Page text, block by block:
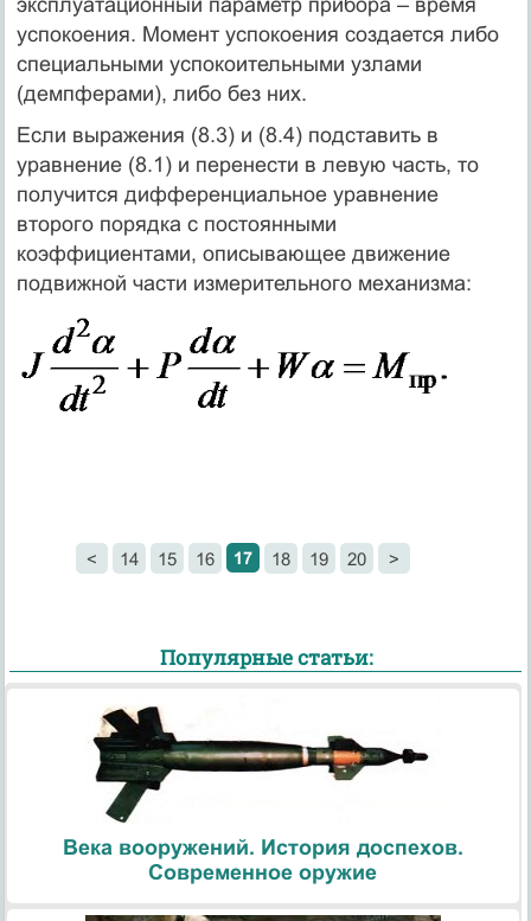
успокоения. Момент успокоения создается либо
специальными успокоительными узлами
(демпферами), либо без них.
Если выражения (8.3) и (8.4) подставить в
уравнение (8.1) и перенести в левую часть, то
получится дифференциальное уравнение
второго порядка с постоянными
коэффициентами, описывающее движение
подвижной части измерительного механизма:
< 14 15 16 17 18 19 20 >
Популярные статьи:
Века вооружений. История доспехов.
Современное оружие